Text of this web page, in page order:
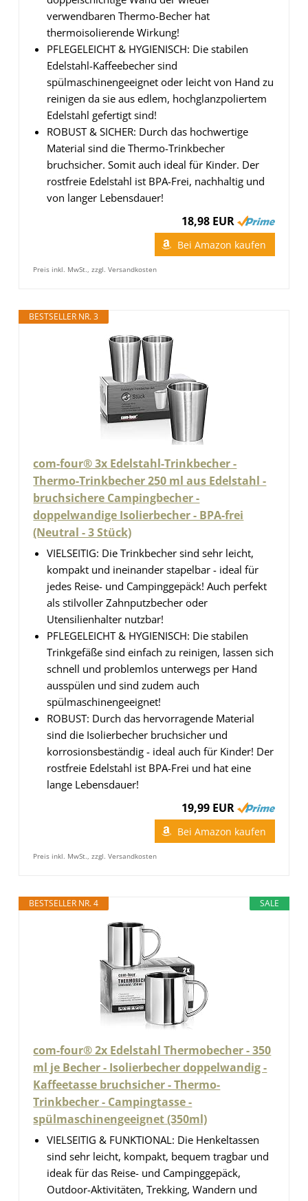
verwendbaren Thermo-Becher hat
thermoisolierende Wirkung!
PFLEGELEICHT & HYGIENISCH: Die stabilen
Edelstahl-Kaffeebecher sind
spülmaschinengeeignet oder leicht von Hand zu
reinigen da sie aus edlem, hochglanzpoliertem
Edelstahl gefertigt sind!
ROBUST & SICHER: Durch das hochwertige
Material sind die Thermo-Trinkbecher
bruchsicher. Somit auch ideal für Kinder. Der
rostfreie Edelstahl ist BPA-Frei, nachhaltig und
von langer Lebensdauer!
18,98 EUR
Bei Amazon kaufen
Preis inkl. MwSt., zzgl. Versandkosten
BESTSELLER NR. 3
com-four® 3x Edelstahl-Trinkbecher -
Thermo-Trinkbecher 250 ml aus Edelstahl -
bruchsichere Campingbecher -
doppelwandige Isolierbecher - BPA-frei
(Neutral - 3 Stück)
VIELSEITIG: Die Trinkbecher sind sehr leicht,
kompakt und ineinander stapelbar - ideal für
jedes Reise- und Campinggepäck! Auch perfekt
als stilvoller Zahnputzbecher oder
Utensilienhalter nutzbar!
PFLEGELEICHT & HYGIENISCH: Die stabilen
Trinkgefäße sind einfach zu reinigen, lassen sich
schnell und problemlos unterwegs per Hand
ausspülen und sind zudem auch
spülmaschinengeeignet!
ROBUST: Durch das hervorragende Material
sind die Isolierbecher bruchsicher und
korrosionsbeständig - ideal auch für Kinder! Der
rostfreie Edelstahl ist BPA-Frei und hat eine
lange Lebensdauer!
19,99 EUR
Bei Amazon kaufen
Preis inkl. MwSt., zzgl. Versandkosten
SALE
BESTSELLER NR. 4
com-four® 2x Edelstahl Thermobecher - 350
ml je Becher - Isolierbecher doppelwandig -
Kaffeetasse bruchsicher - Thermo-
Trinkbecher - Campingtasse -
spülmaschinengeeignet (350ml)
VIELSEITIG & FUNKTIONAL: Die Henkeltassen
sind sehr leicht, kompakt, bequem tragbar und
ideak für das Reise- und Campinggepäck,
Outdoor-Aktivitäten, Trekking, Wandern und